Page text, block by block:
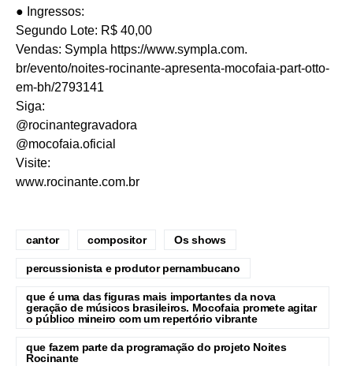
● Ingressos:
Segundo Lote: R$ 40,00
Vendas: Sympla https://www.sympla.com.
br/evento/noites-rocinante-apresenta-mocofaia-part-otto-
em-bh/2793141
Siga:
@rocinantegravadora
@mocofaia.oficial
Visite:
www.rocinante.com.br
cantor compositor Os shows
percussionista e produtor pernambucano
que é uma das figuras mais importantes da nova
geração de músicos brasileiros. Mocofaia promete agitar
o público mineiro com um repertório vibrante
que fazem parte da programação do projeto Noites
Rocinante